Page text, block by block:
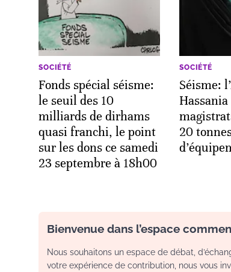
SOCIÉTÉ
Fonds spécial séisme:
le seuil des 10
milliards de dirhams
quasi franchi, le point
sur les dons ce samedi
23 septembre à 18h00
SOCIÉTÉ
Séisme:
Hassania
20
Bienvenue dans l’espace
Nous souhaitons un espace de débat,
votre expérience de contribution, nous vous